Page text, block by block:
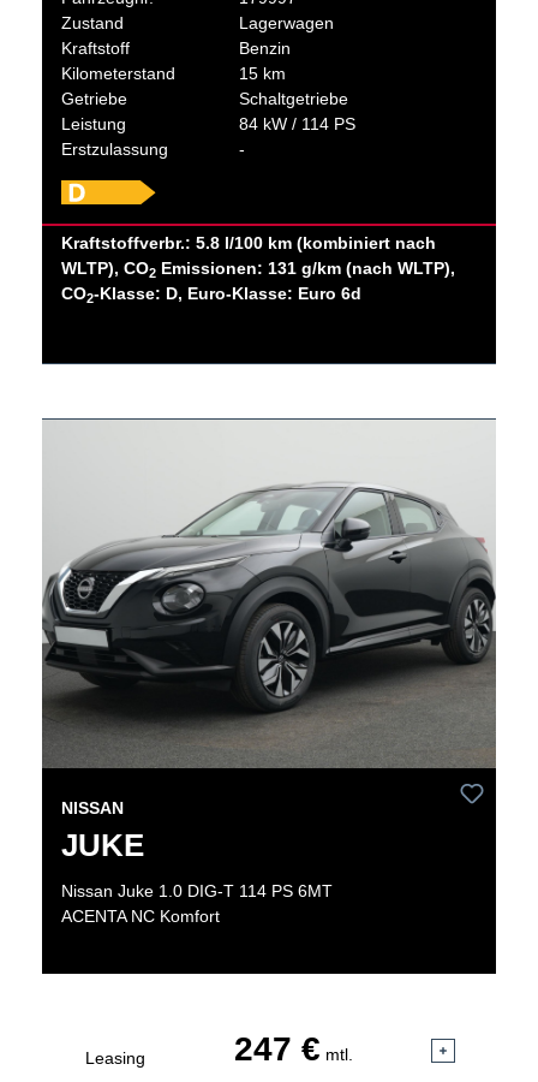
Zustand
Lagerwagen
Kraftstoff
Benzin
Kilometerstand
15 km
Getriebe
Schaltgetriebe
Leistung
84 kW / 114 PS
Erstzulassung
-
Kraftstoffverbr.: 5.8 l/100 km (kombiniert nach
WLTP), CO2 Emissionen: 131 g/km (nach WLTP),
CO2-Klasse: D, Euro-Klasse: Euro 6d
NISSAN
JUKE
Nissan Juke 1.0 DIG-T 114 PS 6MT
ACENTA NC Komfort
Leasing 247 € mtl.